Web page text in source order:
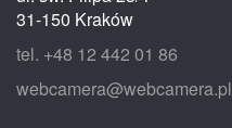
31-150 Kraków
tel. +48 12 442 01 86
webcamera@webcamera.pl